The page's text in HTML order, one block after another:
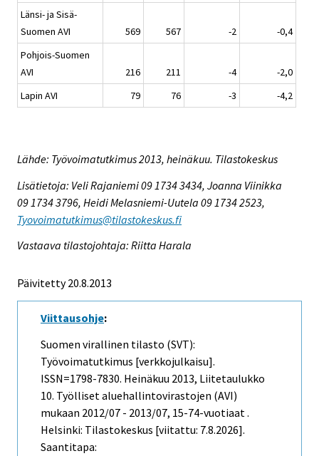
Länsi- ja Sisä-
Suomen AVI
569 567 -2
-0,4
Pohjois-Suomen
AVI
216 211 -4
-2,0
Lapin AVI
79 76 -3 -4,2
Lähde: Työvoimatutkimus 2013, heinäkuu. Tilastokeskus
Lisätietoja: Veli Rajaniemi 09 1734 3434, Joanna Viinikka
09 1734 3796, Heidi Melasniemi-Uutela 09 1734 2523,
Tyovoimatutkimus@tilastokeskus.fi
Vastaava tilastojohtaja: Riitta Harala
Päivitetty 20.8.2013
Viittausohje:
Suomen virallinen tilasto (SVT):
Työvoimatutkimus [verkkojulkaisu].
ISSN=1798-7830. Heinäkuu 2013, Liitetaulukko
10. Työlliset aluehallintovirastojen (AVI)
mukaan 2012/07 - 2013/07, 15-74-vuotiaat .
Helsinki: Tilastokeskus [viitattu: 7.8.2026].
Saantitapa: